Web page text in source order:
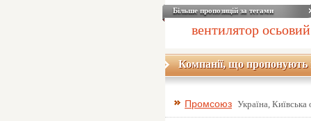
Більше пропозицій за тегами
вентилятор осьовий
Компанії, що пропонують
Промсоюз Україна, Київська